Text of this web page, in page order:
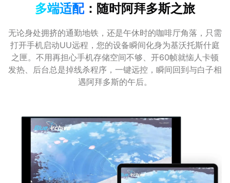
多端适配 ：随时阿拜多斯之旅
无论身处拥挤的通勤地铁，还是午休时的咖啡厅角落，只需
打开手机启动UU远程，您的设备瞬间化身为基沃托斯什庭
之匣。不用再担心手机存储空间不够、开60帧就恼人卡顿
发热、后台总是掉线杀程序，一键远控，瞬间回到与白子相
遇阿拜多斯的午后。